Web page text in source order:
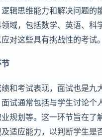
辑思维能力和解决问题的
域，包括数学、英语、科
对这些具有挑战性的考试。
和考试表现，面试也是九
试通常包括与学生讨论个
规划等。这一环节旨在了
适应能力，以判断学生是